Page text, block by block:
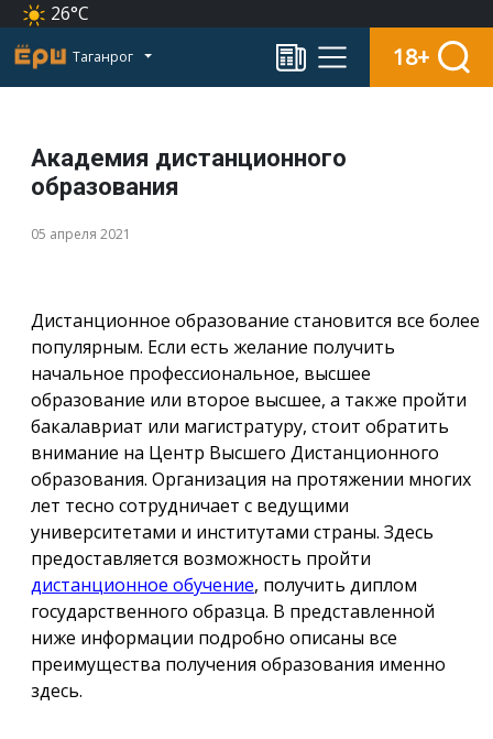
26°C
Таганрог 18+
Академия дистанционного
образования
05 апреля 2021
Дистанционное образование становится все более
популярным. Если есть желание получить
начальное профессиональное, высшее
образование или второе высшее, а также пройти
бакалавриат или магистратуру, стоит обратить
внимание на Центр Высшего Дистанционного
образования. Организация на протяжении многих
лет тесно сотрудничает с ведущими
университетами и институтами страны. Здесь
предоставляется возможность пройти
дистанционное обучение, получить диплом
государственного образца. В представленной
ниже информации подробно описаны все
преимущества получения образования именно
здесь.